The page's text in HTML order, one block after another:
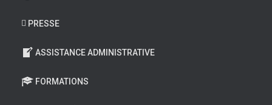
PRESSE
ASSISTANCE ADMINISTRATIVE
FORMATIONS